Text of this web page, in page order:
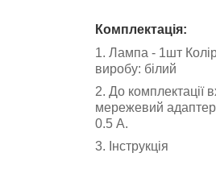
Комплектація:
1. Лампа - 1шт
виробу: білий
2. До комплектації
мережевий
0.5 А.
3. Інструкція